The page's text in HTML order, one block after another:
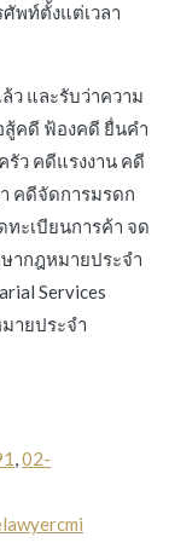
พท์ตั้งแต่เวลา
และรับว่าความ
คดี ฟ้องคดี ยื่นคำ
ว คดีแรงงาน คดี
คดีจัดการมรดก
ะเบียนการค้า จด
ากฎหมายประจำ
Services
ายประจำ
,02-